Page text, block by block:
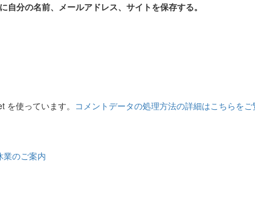
分の名前、メールアドレス、サイトを保存する。
使っています。 コメントデータの処理方法の詳細はこちらを
業のご案内